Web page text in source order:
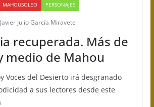
MAHOUSOLEO PERSONAJES
Javier Julio García Miravete
recuperada. Más de
medio de Mahou
Voces del Desierto irá desgranado
a sus lectores desde este